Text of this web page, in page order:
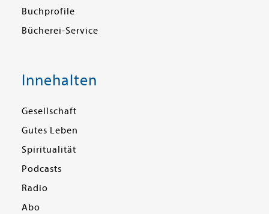
Buchprofile
Bücherei-Service
Innehalten
Gesellschaft
Gutes Leben
Spiritualität
Podcasts
Radio
Abo